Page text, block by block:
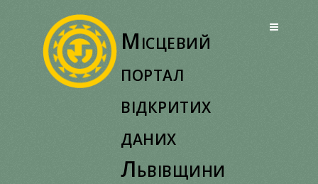
Місцевий
портал
відкритих
даних
Львівщини